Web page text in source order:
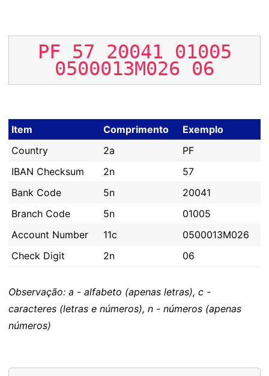
PF 57 20041 01005
0500013M026 06
Item Comprimento
Exemplo
Country
2a
PF
IBAN Checksum
2n
57
Bank Code
5n
20041
Branch Code
5n
01005
Account Number
11c
0500013M026
Check Digit
2n 06
Observação: a - alfabeto (apenas letras), c -
caracteres (letras e números), n - números (apenas
números)